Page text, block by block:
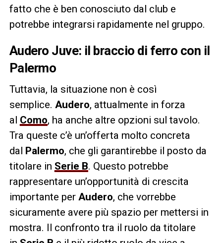
fatto che è ben conosciuto dal club e
potrebbe integrarsi rapidamente nel gruppo.
Audero Juve: il braccio di ferro con il
Palermo
Tuttavia, la situazione non è così
semplice. Audero, attualmente in forza
al Como, ha anche altre opzioni sul tavolo.
Tra queste c’è un’offerta molto concreta
dal Palermo, che gli garantirebbe il posto da
titolare in Serie B. Questo potrebbe
rappresentare un’opportunità di crescita
importante per Audero, che vorrebbe
sicuramente avere più spazio per mettersi in
mostra. Il confronto tra il ruolo da titolare